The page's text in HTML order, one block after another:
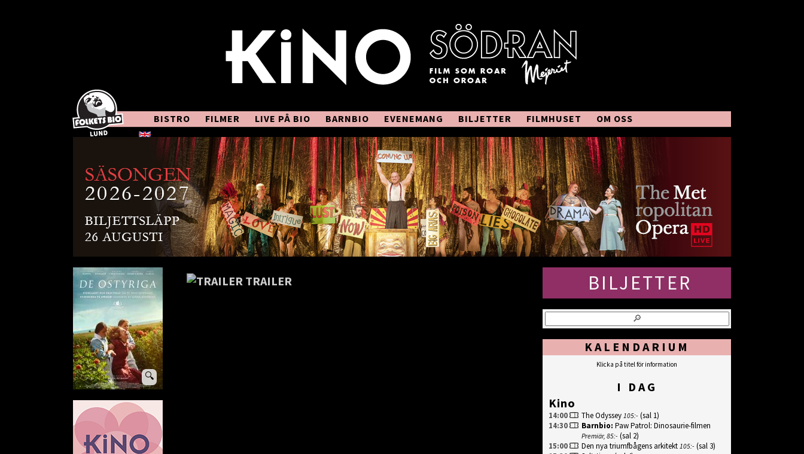
BISTRO FILMER LIVE PÅ BIO BARNBIO EVENEMANG BILJETTER FILMHUSET
OM OSS
In English
🔍
KALENDARIUM
Klicka på titel för information
I DAG
Kino
14:00 The Odyssey 105:- (sal 1)
14:30
Barnbio: Paw Patrol: Dinosaurie-filmen
Premiär, 85:- (sal 2)
15:00
Den nya triumfbågens arkitekt 105:- (sal 3)
TRAILER